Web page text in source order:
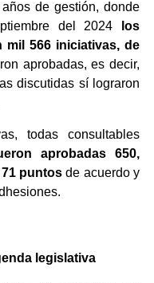
de gestión, donde
del 2024
los
mil 566 iniciativas, de
aprobadas, es decir,
discutidas sí lograron
todas consultables
aprobadas 650,
puntos de acuerdo y
legislativa